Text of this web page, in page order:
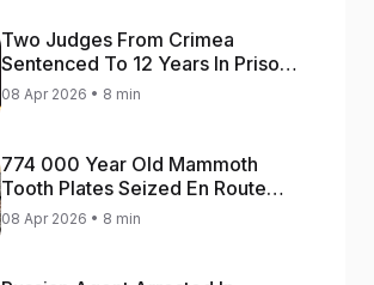
Two Judges From Crimea
Sentenced To 12 Years In Prison
For Treason
08 Apr 2026 • 8 min
774 000 Year Old Mammoth
Tooth Plates Seized En Route
From Ukraine To Bulgaria
08 Apr 2026 • 8 min